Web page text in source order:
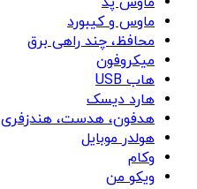
ماوس و کیبورد
محافظ، چند راهی برق
میکروفون
هاب USB
هارد دیسک
هدفون، هدست، هندزفری
هولدر موبایل
وکام
ویکو من